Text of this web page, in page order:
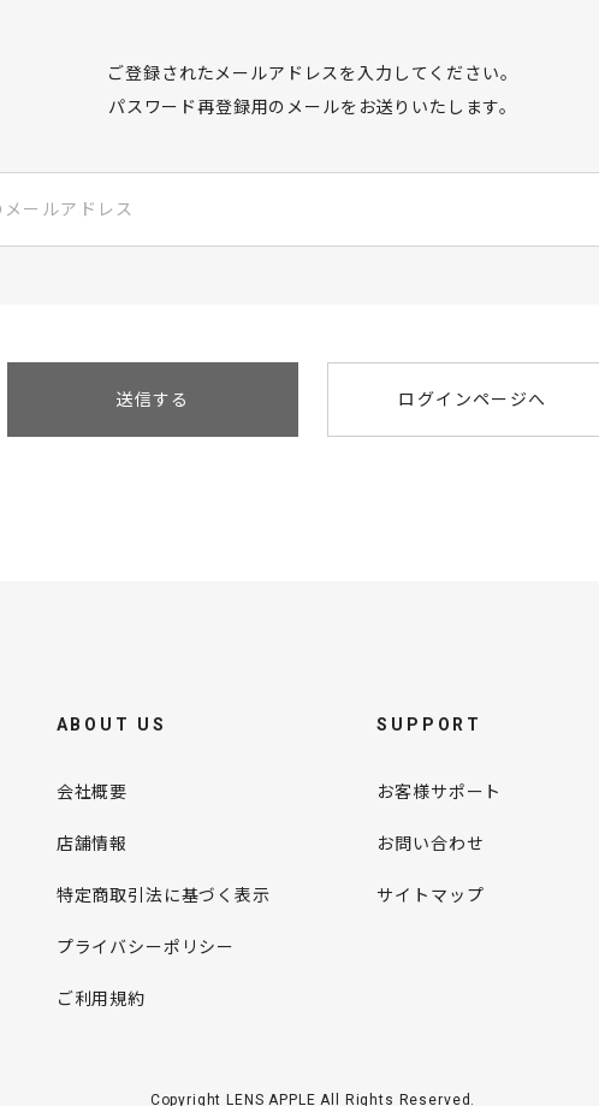
ご登録されたメールアドレスを入力してください。
パスワード再登録用のメールをお送りいたします。
送信する ログインページへ
ABOUT US
会社概要
店舗情報
特定商取引法に基づく表示
プライバシーポリシー
ご利用規約
SUPPORT
お客様サポート
お問い合わせ
サイトマップ
Copyright LENS APPLE All Rights Reserved.